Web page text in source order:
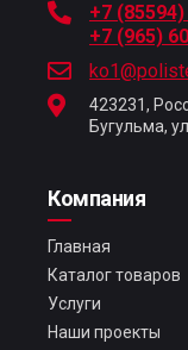
+7
+7 (965)
423231,
Бугульма,
Компания
Главная
Каталог товаров
Услуги
Наши проекты